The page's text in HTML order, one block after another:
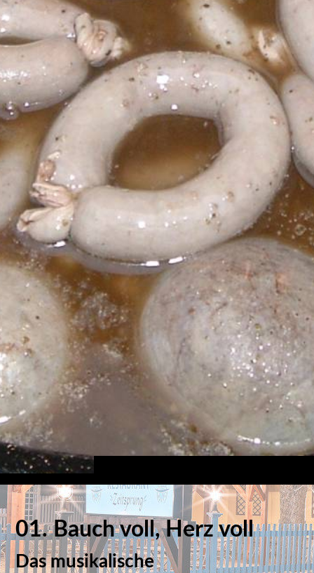
01. Bauch voll, Herz voll
Das musikalische